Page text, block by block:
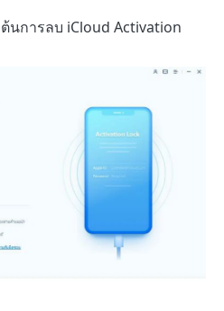
ต้นการลบ iCloud Activation